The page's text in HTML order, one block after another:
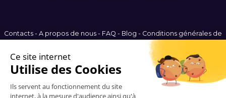
Contacts - A propos de nous - FAQ - Blog - Conditions générales de
Politique de confidentialité-Plan du site